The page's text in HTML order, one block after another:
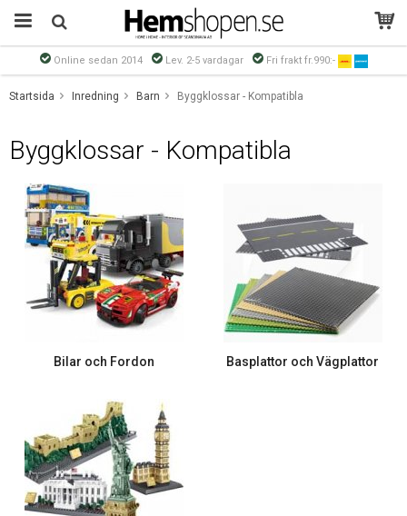
Online sedan 2014 Lev. 2-5 vardagar Fri frakt fr.990:-
Startsida Inredning Barn Byggklossar - Kompatibla
Byggklossar - Kompatibla
Bilar och Fordon Basplattor och Vägplattor